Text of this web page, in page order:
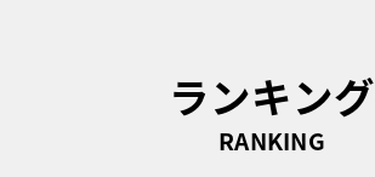
ランキング
RANKING